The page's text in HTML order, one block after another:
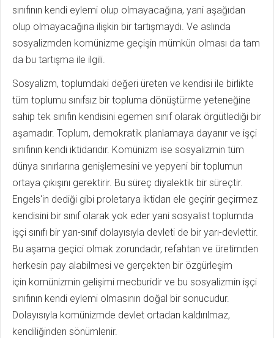
sınıfının kendi eylemi olup olmayacağına, yani aşağıdan
olup olmayacağına ilişkin bir tartışmaydı. Ve aslında
sosyalizmden komünizme geçişin mümkün olması da tam
da bu tartışma ile ilgili.
Sosyalizm, toplumdaki değeri üreten ve kendisi ile birlikte
tüm toplumu sınıfsız bir topluma dönüştürme yeteneğine
sahip tek sınıfın kendisini egemen sınıf olarak örgütlediği bir
aşamadır. Toplum, demokratik planlamaya dayanır ve işçi
sınıfının kendi iktidarıdır. Komünizm ise sosyalizmin tüm
dünya sınırlarına genişlemesini ve yepyeni bir toplumun
ortaya çıkışını gerektirir. Bu süreç diyalektik bir süreçtir.
Engels'in dediği gibi proletarya iktidarı ele geçirir geçirmez
kendisini bir sınıf olarak yok eder yani sosyalist toplumda
işçi sınıfı bir yarı-sınıf dolayısıyla devleti de bir yarı-devlettir.
Bu aşama geçici olmak zorundadır, refahtan ve üretimden
herkesin pay alabilmesi ve gerçekten bir özgürleşim
için komünizmin gelişimi mecburidir ve bu sosyalizmin işçi
sınıfının kendi eylemi olmasının doğal bir sonucudur.
Dolayısıyla komünizmde devlet ortadan kaldırılmaz,
kendiliğinden sönümlenir.